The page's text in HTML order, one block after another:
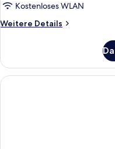
Kostenloses WLAN
Weitere Details
Weitere
Zimmer,
2 Queen-
Betten